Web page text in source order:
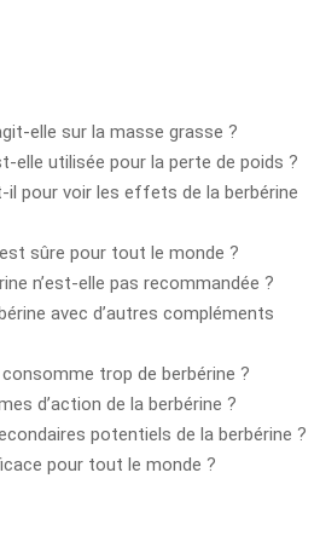
elle sur la masse grasse ?
elle utilisée pour la perte de poids ?
pour voir les effets de la berbérine
sûre pour tout le monde ?
n’est-elle pas recommandée ?
avec d’autres compléments
trop de berbérine ?
d’action de la berbérine ?
potentiels de la berbérine ?
pour tout le monde ?